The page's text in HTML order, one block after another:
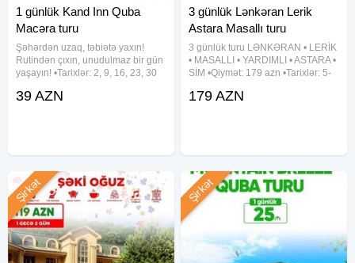
1 günlük Kand Inn Quba
Macəra turu
Şəhərdən uzaq, təbiətə yaxın!
Rutindən çıxın, unudulmaz bir gün
yaşayın! •Tarixlər: 2, 9, 16, 23, 30
proqramı: • Kand Inn - kənd
39 AZN
3 günlük Lənkəran Lerik
Astara Masallı turu
3 günlük turu LƏNKƏRAN • LERİK
• MASALLI • YARDIMLI • ASTARA •
SİM •Qiymət: 179 azn •Tarixlər: 5-
Avqust ✓Tura daxildir: - Vıp
179 AZN
Şirkət Şirkət